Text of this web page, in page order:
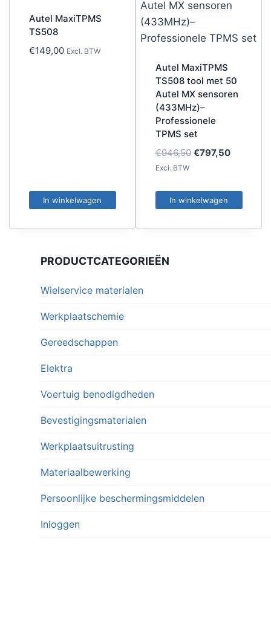
Autel MaxiTPMS
TS508
€149,00 Excl. BTW
In winkelwagen
Autel MaxiTPMS
TS508 tool met 50
Autel MX sensoren
(433MHz)–
Professionele
TPMS set
€946,50 Oorspronkelijke
€946,50.
€797,50Huidige
€797,50.
Excl. BTW
In winkelwagen
PRODUCTCATEGORIEËN
Wielservice materialen
Werkplaatschemie
Gereedschappen
Elektra
Voertuig benodigdheden
Bevestigingsmaterialen
Werkplaatsuitrusting
Materiaalbewerking
Persoonlijke beschermingsmiddelen
Inloggen